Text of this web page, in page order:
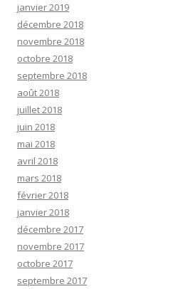
janvier 2019
décembre 2018
novembre 2018
octobre 2018
septembre 2018
août 2018
juillet 2018
juin 2018
mai 2018
avril 2018
mars 2018
février 2018
janvier 2018
décembre 2017
novembre 2017
octobre 2017
septembre 2017